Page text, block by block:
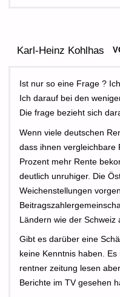
Karl-Heinz Kohlhas
Ist nur so eine Frage ?
Ich darauf bei den
Die frage bezieht sich
Wenn viele deutschen
dass ihnen vergleichbare
Prozent mehr Rente
deutlich unruhiger. Die
Weichenstellungen
Ländern wie der Schweiz
Gibt es darüber eine
keine Kenntnis haben.
rentner zeitung lesen
Berichte im TV gesehen